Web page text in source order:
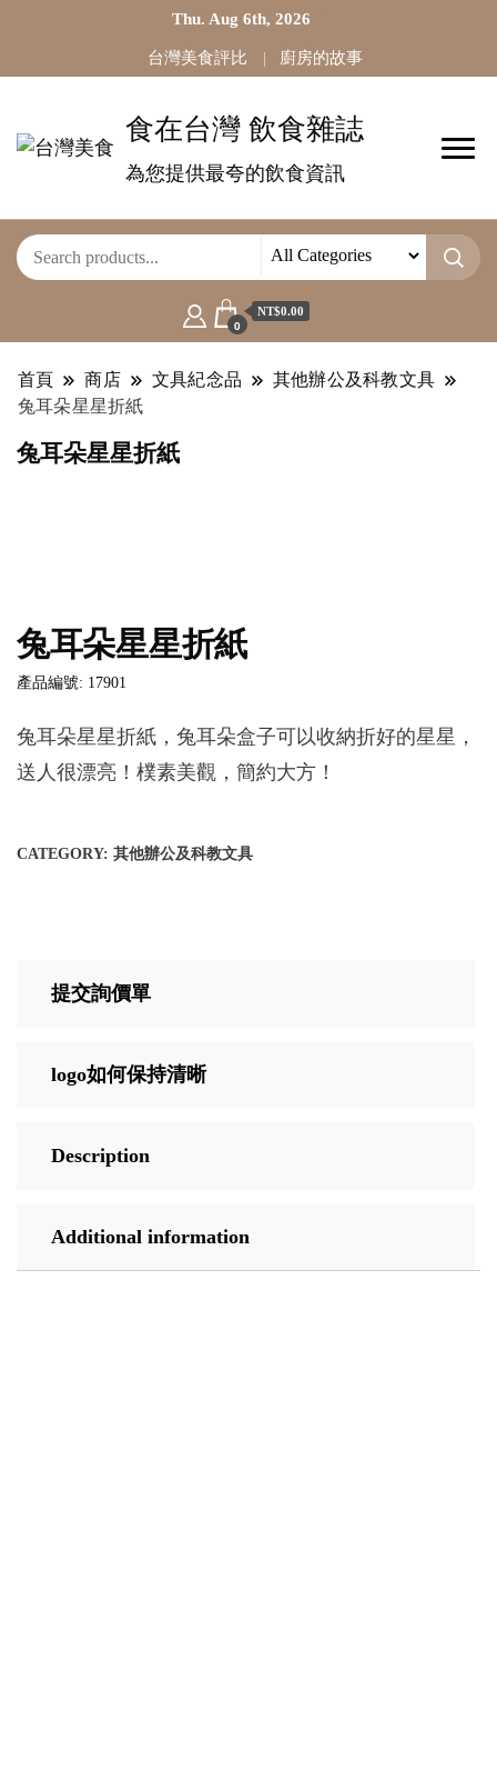
Thu. Aug 6th, 2026
台灣美食評比 廚房的故事
食在台灣 飲食雜誌
為您提供最夸的飲食資訊
0
NT$0.00
首頁 商店 文具紀念品
其他辦公及科教文具
兔耳朵星星折紙
兔耳朵星星折紙
兔耳朵星星折紙
產品編號: 17901
兔耳朵星星折紙，兔耳朵盒子可以收納折好的星星，
送人很漂亮！樸素美觀，簡約大方！
CATEGORY: 其他辦公及科教文具
提交詢價單
logo如何保持清晰
Description
Additional information